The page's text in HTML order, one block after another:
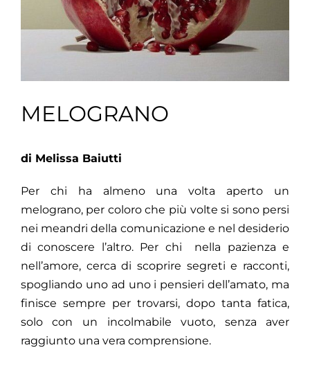
MELOGRANO
di Melissa Baiutti
Per chi ha almeno una volta aperto un
melograno, per coloro che più volte si sono persi
nei meandri della comunicazione e nel desiderio
di conoscere l’altro. Per chi nella pazienza e
nell’amore, cerca di scoprire segreti e racconti,
spogliando uno ad uno i pensieri dell’amato, ma
finisce sempre per trovarsi, dopo tanta fatica,
solo con un incolmabile vuoto, senza aver
raggiunto una vera comprensione.